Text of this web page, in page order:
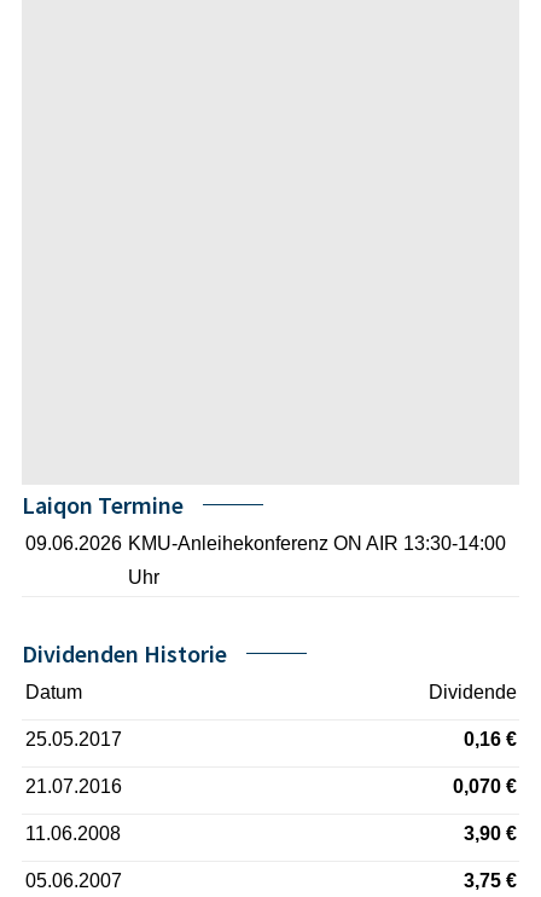
Laiqon Termine
09.06.2026 KMU-Anleihekonferenz ON AIR 13:30-14:00
Uhr
Dividenden Historie
Datum Dividende
25.05.2017 0,16 €
21.07.2016 0,070 €
11.06.2008 3,90 €
05.06.2007 3,75 €